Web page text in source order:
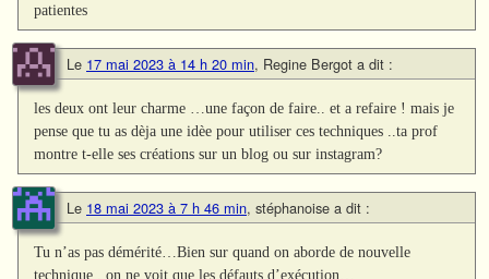
patientes
Le 17 mai 2023 à 14 h 20 min, Regine Bergot a dit :
les deux ont leur charme …une façon de faire.. et a refaire ! mais je
pense que tu as dèja une idèe pour utiliser ces techniques ..ta prof
montre t-elle ses créations sur un blog ou sur instagram?
Le 18 mai 2023 à 7 h 46 min, stéphanoise a dit :
Tu n’as pas démérité…Bien sur quand on aborde de nouvelle
technique , on ne voit que les défauts d’exécution…